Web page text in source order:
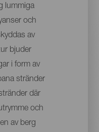
lummiga
och
av
bjuder
i form av
stränder
där
och
av berg